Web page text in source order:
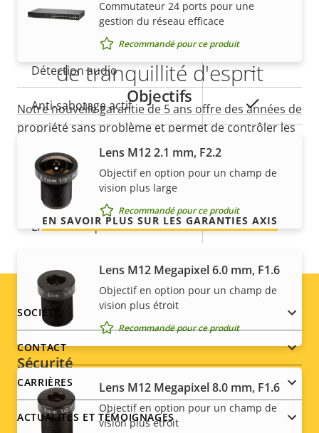
Intégration de systèmes
Description
de la
propriété
Valeur de
la
propriété
Détection audio –
Anti-sabotage actif Oui
AXIS Camera Application
Platform
Oui
E/S numérique –
Réseau
Description
de la
propriété
Valeur de
la
propriété
Classe PoE
Sécurité
Description
de la
Valeur de
la
Cryptage HTTPS Oui
Commutateur 24 ports pour une
gestion du réseau efficace
Recommandé pour ce produit
Objectifs
Lens M12 2.1 mm, F2.2
Objectif en option pour un champ de
vision plus large
Recommandé pour ce produit
Lens M12 Megapixel 6.0 mm, F1.6
Objectif en option pour un champ de
vision plus étroit
Recommandé pour ce produit
Lens M12 Megapixel 8.0 mm, F1.6
Objectif en option pour un champ de
vision plus étroit
5 ans de garantie pour plus
de tranquillité d'esprit
Notre nouvelle garantie de 5 ans offre des années de
propriété sans problème et permet de contrôler les
coûts. En outre, rien n'est caché dans les petits
caractères, vous obtenez exactement ce que nous
promettons.
EN SAVOIR PLUS SUR LES GARANTIES AXIS
Footer
menu
SOCIÉTÉ
CONTACT
CARRIÈRES
ACTUALITÉS ET TÉMOIGNAGES